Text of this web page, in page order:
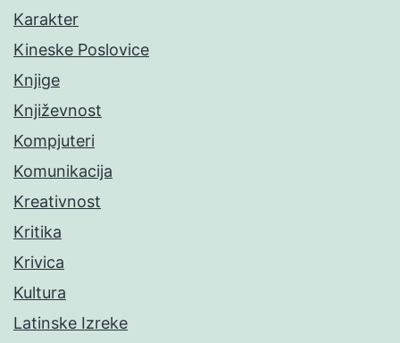
Karakter
Kineske Poslovice
Knjige
Književnost
Kompjuteri
Komunikacija
Kreativnost
Kritika
Krivica
Kultura
Latinske Izreke